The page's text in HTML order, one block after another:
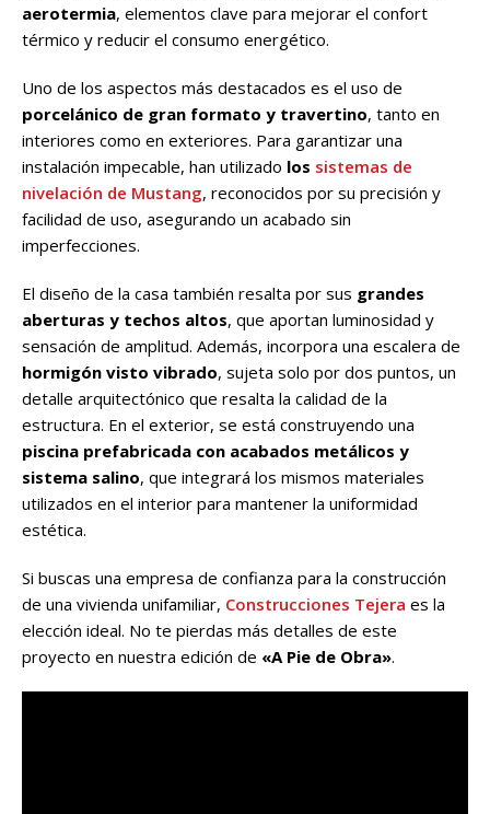
aerotermia, elementos clave para mejorar el confort
térmico y reducir el consumo energético.
Uno de los aspectos más destacados es el uso de
porcelánico de gran formato y travertino, tanto en
interiores como en exteriores. Para garantizar una
instalación impecable, han utilizado los sistemas de
nivelación de Mustang, reconocidos por su precisión y
facilidad de uso, asegurando un acabado sin
imperfecciones.
El diseño de la casa también resalta por sus grandes
aberturas y techos altos, que aportan luminosidad y
sensación de amplitud. Además, incorpora una escalera de
hormigón visto vibrado, sujeta solo por dos puntos, un
detalle arquitectónico que resalta la calidad de la
estructura. En el exterior, se está construyendo una
piscina prefabricada con acabados metálicos y
sistema salino, que integrará los mismos materiales
utilizados en el interior para mantener la uniformidad
estética.
Si buscas una empresa de confianza para la construcción
de una vivienda unifamiliar, Construcciones Tejera es la
elección ideal. No te pierdas más detalles de este
proyecto en nuestra edición de «A Pie de Obra».